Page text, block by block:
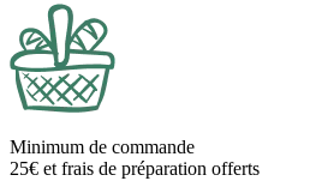
Minimum de commande
25€ et frais de préparation offerts